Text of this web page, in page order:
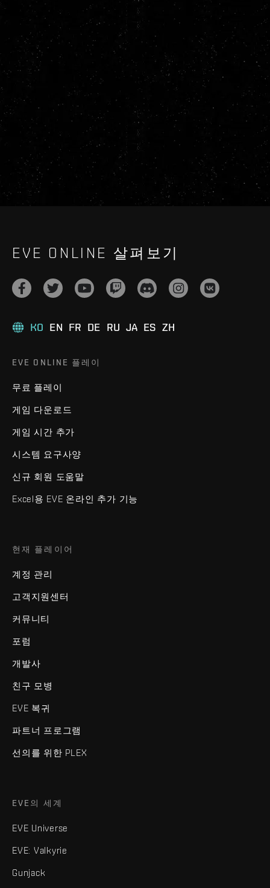
EVE ONLINE 살펴보기
KO EN FR DE RU JA ES ZH
EVE ONLINE 플레이
무료 플레이
게임 다운로드
게임 시간 추가
시스템 요구사양
신규 회원 도움말
Excel용 EVE 온라인 추가 기능
현재 플레이어
계정 관리
고객지원센터
커뮤니티
포럼
개발사
친구 모병
EVE 복귀
파트너 프로그램
선의를 위한 PLEX
EVE의 세계
EVE Universe
EVE: Valkyrie
Gunjack